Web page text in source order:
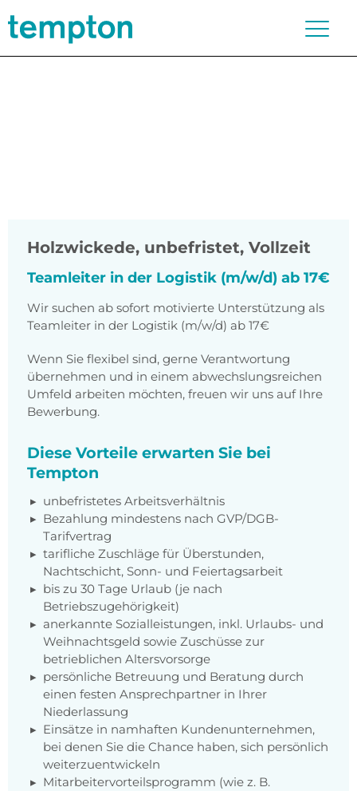
Holzwickede, unbefristet, Vollzeit
Teamleiter in der Logistik (m/w/d) ab 17€
Wir suchen ab sofort motivierte Unterstützung als
Teamleiter in der Logistik (m/w/d) ab 17€
Wenn Sie flexibel sind, gerne Verantwortung
übernehmen und in einem abwechslungsreichen
Umfeld arbeiten möchten, freuen wir uns auf Ihre
Bewerbung.
Diese Vorteile erwarten Sie bei
Tempton
unbefristetes Arbeitsverhältnis
Bezahlung mindestens nach GVP/DGB-
Tarifvertrag
tarifliche Zuschläge für Überstunden,
Nachtschicht, Sonn- und Feiertagsarbeit
bis zu 30 Tage Urlaub (je nach
Betriebszugehörigkeit)
anerkannte Sozialleistungen, inkl. Urlaubs- und
Weihnachtsgeld sowie Zuschüsse zur
betrieblichen Altersvorsorge
persönliche Betreuung und Beratung durch
einen festen Ansprechpartner in Ihrer
Niederlassung
Einsätze in namhaften Kundenunternehmen,
bei denen Sie die Chance haben, sich persönlich
weiterzuentwickeln
Mitarbeitervorteilsprogramm (wie z. B.